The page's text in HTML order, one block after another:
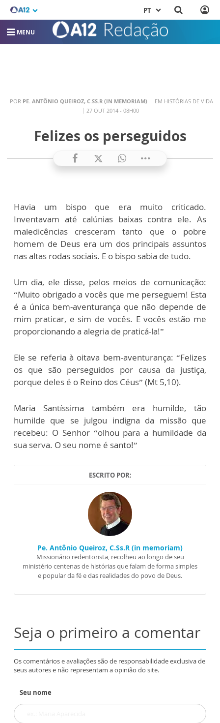
PT
MENU
POR PE. ANTÔNIO QUEIROZ, C.SS.R (IN MEMORIAM)
EM HISTÓRIAS DE VIDA
27 OUT 2014 - 08H00
Felizes os perseguidos
Havia um bispo que era muito criticado.
Inventavam até calúnias baixas contra ele. As
maledicências cresceram tanto que o pobre
homem de Deus era um dos principais assuntos
nas altas rodas sociais. E o bispo sabia de tudo.
Um dia, ele disse, pelos meios de comunicação:
“Muito obrigado a vocês que me perseguem! Esta
é a única bem-aventurança que não depende de
mim praticar, e sim de vocês. E vocês estão me
proporcionando a alegria de praticá-la!”
Ele se referia à oitava bem-aventurança: “Felizes
os que são perseguidos por causa da justiça,
porque deles é o Reino dos Céus” (Mt 5,10).
Maria Santíssima também era humilde, tão
humilde que se julgou indigna da missão que
recebeu: O Senhor “olhou para a humildade da
sua serva. O seu nome é santo!”
ESCRITO POR:
Pe. Antônio Queiroz, C.Ss.R (in memoriam)
Missionário redentorista, recolheu ao longo de seu
ministério centenas de histórias que falam de forma simples
e popular da fé e das realidades do povo de Deus.
Seja o primeiro a comentar
Os comentários e avaliações são de responsabilidade exclusiva de
seus autores e não representam a opinião do site.
Seu nome